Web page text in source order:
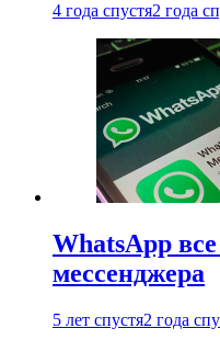
4 года спустя2 года
WhatsApp
мессенджера
5 лет спустя2 года